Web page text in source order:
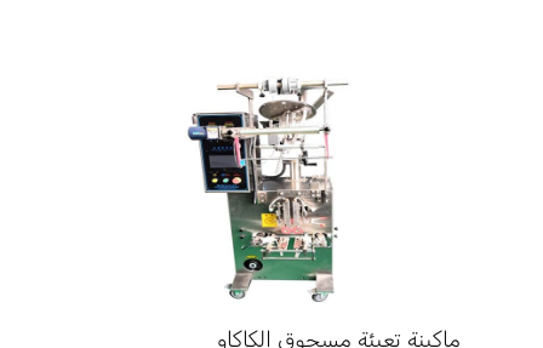
ماكينة تعبئة مسحوق الكاكاو